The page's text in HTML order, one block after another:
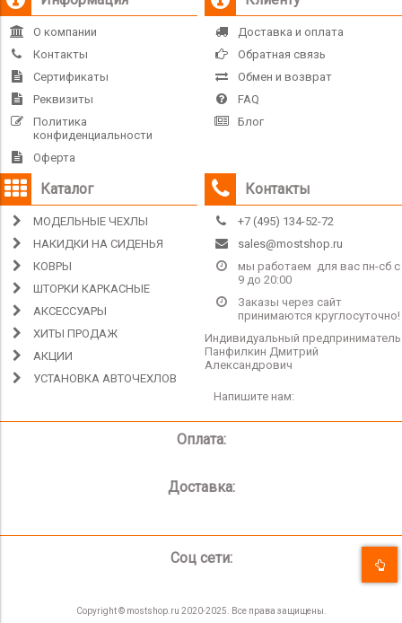
О компании
Контакты
Сертификаты
Реквизиты
Политика
конфиденциальности
Оферта
Доставка и оплата
Обратная связь
Обмен и возврат
FAQ
Блог
Каталог
МОДЕЛЬНЫЕ ЧЕХЛЫ
НАКИДКИ НА СИДЕНЬЯ
КОВРЫ
ШТОРКИ КАРКАСНЫЕ
АКСЕССУАРЫ
ХИТЫ ПРОДАЖ
АКЦИИ
УСТАНОВКА АВТОЧЕХЛОВ
Контакты
+7 (495) 134-52-72
sales@mostshop.ru
мы работаем для вас пн-сб с
9 до 20:00
Заказы через сайт
принимаются круглосуточно!
Индивидуальный предприниматель
Панфилкин Дмитрий
Александрович
Напишите нам:
Оплата:
Доставка:
Соц сети:
Copyright © mostshop.ru 2020-2025. Все права защищены.